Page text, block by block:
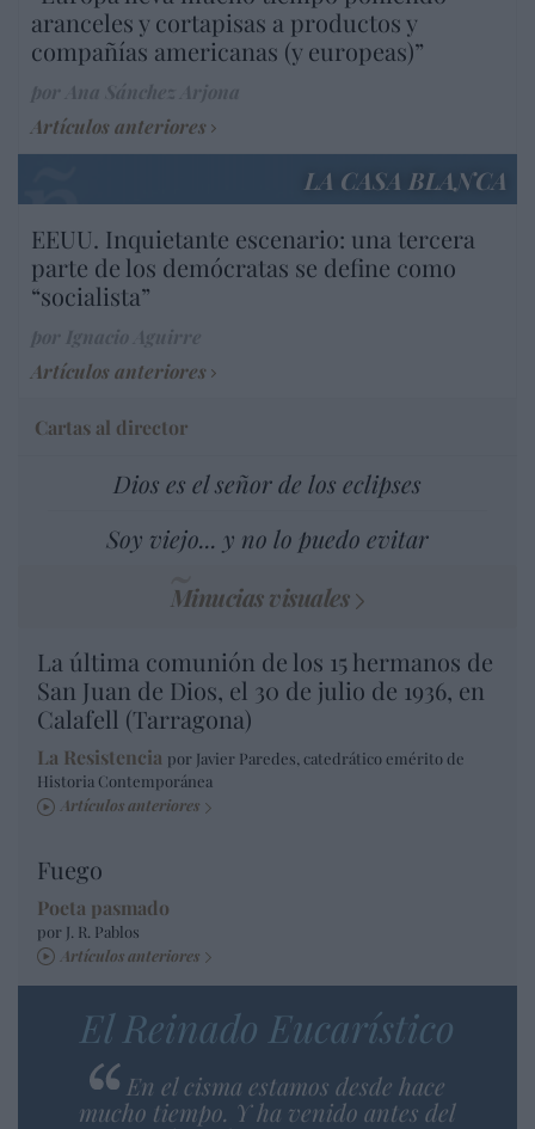
aranceles y cortapisas a productos y
compañías americanas (y europeas)”
Artículos anteriores
LA CASA BLANCA
EEUU. Inquietante escenario: una tercera
parte de los demócratas se define como
“socialista”
Artículos anteriores
Cartas al director
Dios es el señor de los eclipses
Soy viejo... y no lo puedo evitar
Minucias visuales
La última comunión de los 15 hermanos de
San Juan de Dios, el 30 de julio de 1936, en
Calafell (Tarragona)
La Resistencia por Javier Paredes, catedrático emérito de
Historia Contemporánea
Artículos anteriores
Fuego
Poeta pasmado
por J. R. Pablos
Artículos anteriores
El Reinado Eucarístico
En el cisma estamos desde hace
mucho tiempo. Y ha venido antes del